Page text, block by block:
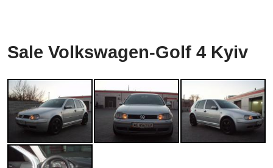
Sale Volkswagen-Golf 4 Kyiv